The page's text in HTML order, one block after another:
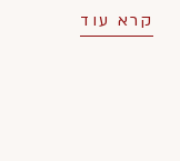
קרא עוד